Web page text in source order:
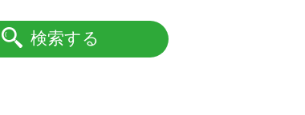
検索する